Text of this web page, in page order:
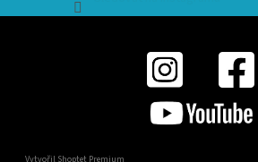
Vytvořil Shoptet Premium